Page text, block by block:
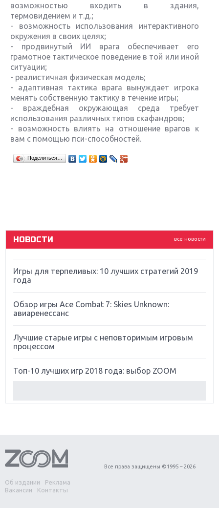
возможностью входить в здания,
термовидением и т.д.;
- возможность использования интерактивного
окружения в своих целях;
- продвинутый ИИ врага обеспечивает его
грамотное тактическое поведение в той или иной
ситуации;
- реалистичная физическая модель;
- адаптивная тактика врага вынуждает игрока
менять собственную тактику в течение игры;
- враждебная окружающая среда требует
использования различных типов скафандров;
- возможность влиять на отношение врагов к
вам с помощью пси-способностей.
Поделиться…
все новости
НОВОСТИ
Крупнейшие релизы мая: Nintendo, Microsoft и
Sony
Far Cry 5: хвалить нельзя ругать
Игры для терпеливых: 10 лучших стратегий 2019
года
Обзор игры Ace Combat 7: Skies Unknown:
авиаренессанс
Лучшие старые игры с неповторимым игровым
процессом
Топ-10 лучших игр 2018 года: выбор ZOOM
Обзор игры Forza Horizon 4: вершина эволюции
Две важных новинки для консолей: Spider-Man и
Divinity Original Sin 2
Об издании
Реклама
Вакансии
Контакты
Все права защищены ©1995 – 2026